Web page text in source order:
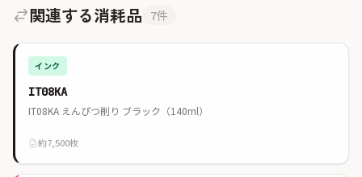
関連する消耗品 7件
インク
IT08KA
IT08KA えんぴつ削り ブラック（140ml）
約7,500枚